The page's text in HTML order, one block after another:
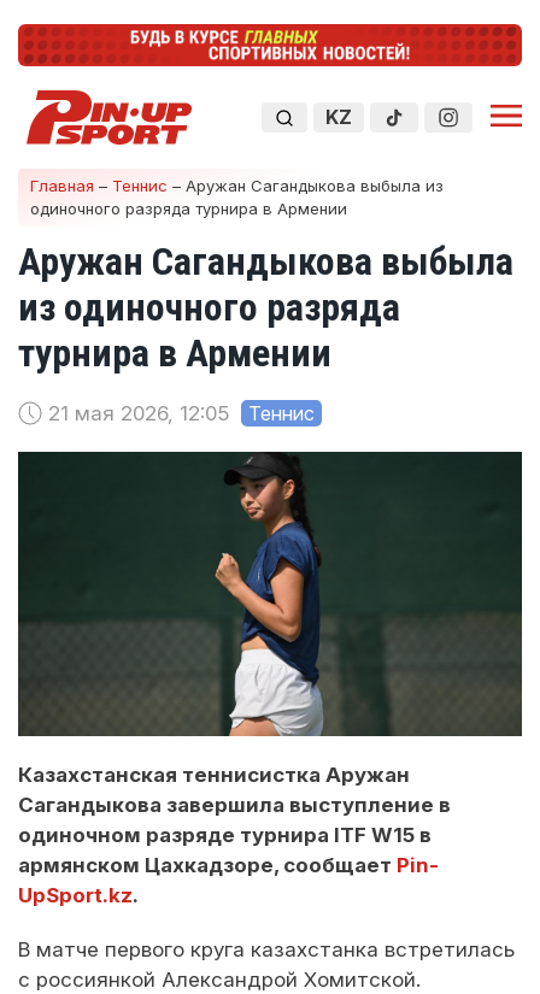
KZ
Главная – Теннис – Аружан Сагандыкова выбыла из
одиночного разряда турнира в Армении
Аружан Сагандыкова выбыла
из одиночного разряда
турнира в Армении
21 мая 2026, 12:05 Теннис
Казахстанская теннисистка Аружан
Сагандыкова завершила выступление в
одиночном разряде турнира ITF W15 в
армянском Цахкадзоре, сообщает Pin-
UpSport.kz.
В матче первого круга казахстанка встретилась
с россиянкой Александрой Хомитской.